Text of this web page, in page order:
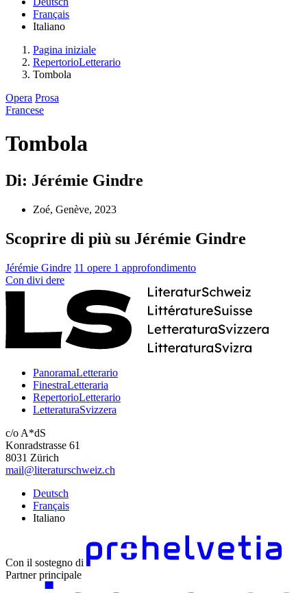
Français
Italiano
Pagina iniziale
RepertorioLetterario
Tombola
Opera Prosa
Francese
Tombola
Di: Jérémie Gindre
Zoé, Genève, 2023
Scoprire di più su Jérémie Gindre
Jérémie Gindre 11 opere 1 approfondimento
Con divi dere
PanoramaLetterario
FinestraLetteraria
RepertorioLetterario
LetteraturaSvizzera
c/o A*dS
Konradstrasse 61
8031 Zürich
mail@literaturschweiz.ch
Deutsch
Français
Italiano
Con il sostegno di
Partner principale